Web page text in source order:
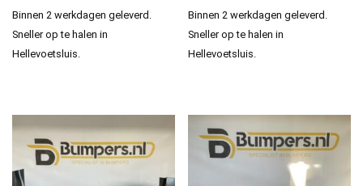
Binnen 2 werkdagen geleverd.
Sneller op te halen in
Hellevoetsluis.
Binnen 2 werkdagen geleverd.
Sneller op te halen in
Hellevoetsluis.